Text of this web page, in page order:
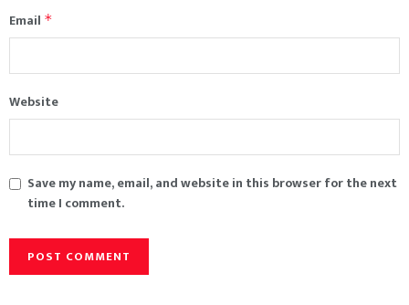
Email *
Website
Save my name, email, and website in this browser for the next
time I comment.